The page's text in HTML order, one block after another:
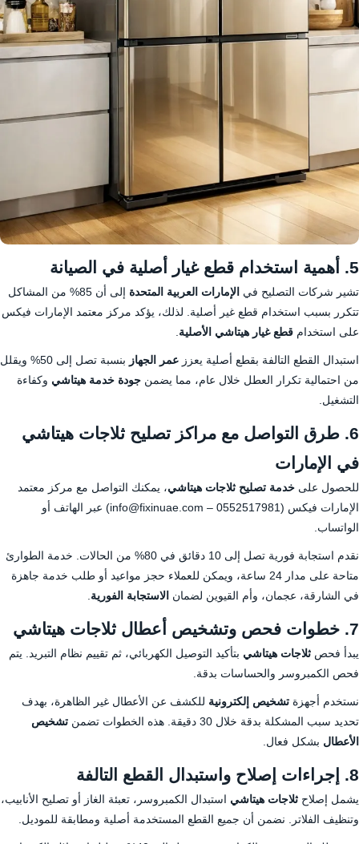
5. أهمية استخدام قطع غيار أصلية في الصيانة
تشير شركات التصليح في الإمارات العربية المتحدة
إلى أن 85% من المشاكل
تتكرر بسبب استخدام قطع غير أصلية. لذلك، يؤكد مركز معتمد الإمارات فيكس
على استخدام قطع غيار هيتاشي الأصلية
استبدال القطع التالفة بقطع أصلية يعزز عمر الجهاز
بنسبة تصل إلى 50% ويقلل
من احتمالية تكرار العطل خلال عام، مما يضمن جودة خدمة هيتاشي وكفاءة
التشغيل.
6. طرق التواصل مع مراكز تصليح ثلاجات هيتاشي
في الإمارات
للحصول على خدمة تصليح ثلاجات هيتاشي، يمكنك التواصل مع مركز معتمد
الإمارات فيكس (0552517981
– info@fixinuae.com) عبر الهاتف أو
الواتساب.
نقدم استجابة فورية تصل إلى 10 دقائق في 80% من الحالات. خدمة الطوارئ
متاحة على مدار 24 ساعة، ويمكن للعملاء حجز مواعيد أو طلب خدمة جاهزة
في الشارقة، عجمان، وأم القيوين لضمان الاستجابة الفورية
7. خطوات فحص وتشخيص أعطال ثلاجات هيتاشي
يبدأ فحص ثلاجات هيتاشي بتأكيد التوصيل الكهربائي، ثم تقييم نظام التبريد. يتم
فحص الكمبروسر والحساسات بدقة.
نستخدم أجهزة تشخيص إلكترونية للكشف عن الأعطال غير الظاهرة، بهدف
تحديد سبب المشكلة بدقة خلال 30 دقيقة. هذه الخطوات تضمن
تشخيص
الأعطال بشكل فعال.
8. إجراءات إصلاح واستبدال القطع التالفة
يشمل إصلاح ثلاجات هيتاشي استبدال الكمبروسر، تعبئة الغاز أو تصليح الأنابيب،
وتنظيف الفلاتر. نضمن أن جميع القطع المستخدمة أصلية ومطابقة للموديل.